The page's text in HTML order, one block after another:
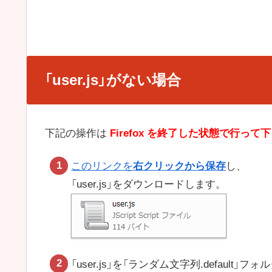
「user.js」がない場合
下記の操作は Firefox を終了した状態で行って
このリンクを右クリックから保存し、
「user.js」をダウンロードします。
「user.js」を「ランダム文字列.default」フォ